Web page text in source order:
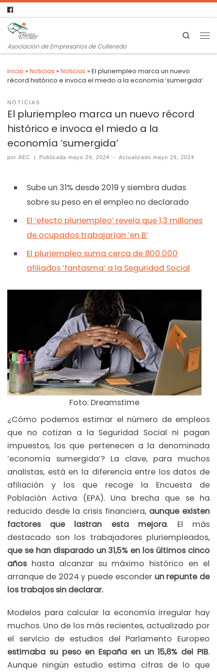
Asociación de Empresarios de Culleredo
Search
Inicio »Noticias »Noticias »El pluriempleo marca un nuevo
récord histórico e invoca el miedo a la economía ‘sumergida’
NOTICIAS
El pluriempleo marca un nuevo récord
histórico e invoca el miedo a la
economía ‘sumergida’
por AEC | Publicadamayo 29, 2024 - Actualizadomayo 29, 2024
Sube un 31% desde 2019 y siembra dudas
sobre su peso en el empleo no declarado
El ‘efecto pluriempleo’ revela que 1,3 millones
de ocupados trabajarían ‘en B’
El pluriempleo suma cerca de 800.000
afiliados ‘fantasma’ a la Seguridad Social
Foto: Dreamstime
¿Cómo podemos estimar el número de empleos
que no cotizan a la Seguridad Social ni pagan
impuestos, los que pertenecen a la denominada
‘economía sumergida’? La clave, para muchos
analistas, está en la diferencia entre los datos de
afiliación y los que recoge la Encuesta de
Población Activa (EPA). Una brecha que se ha
reducido desde la crisis financiera, aunque existen
factores que lastran esta mejora. El más
destacado son los trabajadores pluriempleados,
que se han disparado un 31,5% en los últimos cinco
años hasta alcanzar su máximo histórico en el
arranque de 2024 y puede esconder un repunte de
los trabajos sin declarar.
Modelos para calcular la economía irregular hay
muchos. Uno de los más recientes, actualizado por
el servicio de estudios del Parlamento Europeo
estimaba su peso en España en un 15,8% del PIB.
Aunque ningún estudio estima cifras de lo que